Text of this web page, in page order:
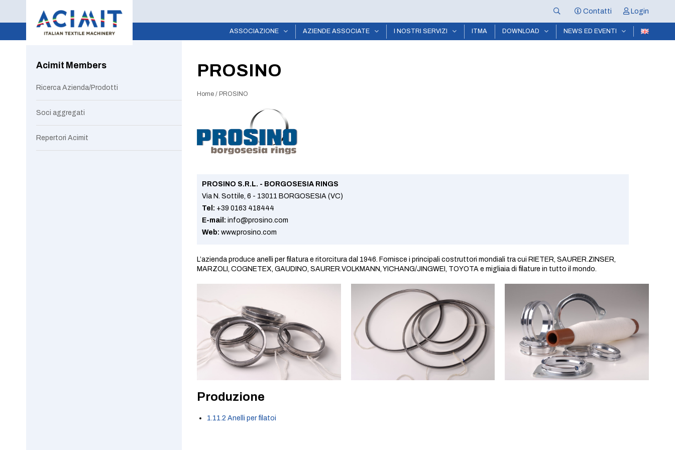
Contatti Login
ASSOCIAZIONE AZIENDE ASSOCIATE I NOSTRI SERVIZI ITMA DOWNLOAD NEWS ED EVENTI
PROSINO
Home / PROSINO
PROSINO S.R.L. - BORGOSESIA RINGS
Via N. Sottile, 6 - 13011 BORGOSESIA (VC)
Tel: +39 0163 418444
E-mail: info@prosino.com
Web: www.prosino.com
L’azienda produce anelli per filatura e ritorcitura dal 1946. Fornisce i principali costruttori mondiali tra cui RIETER, SAURER.ZINSER,
MARZOLI, COGNETEX, GAUDINO, SAURER.VOLKMANN, YICHANG/JINGWEI, TOYOTA e migliaia di filature in tutto il mondo.
Produzione
1.11.2 Anelli per filatoi
Acimit Members
Ricerca Azienda/Prodotti
Soci aggregati
Repertori Acimit